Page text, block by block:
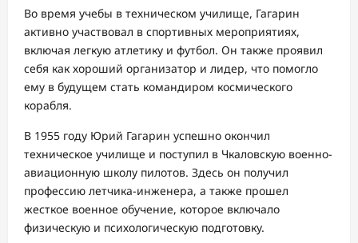
Во время учебы в техническом училище, Гагарин
активно участвовал в спортивных мероприятиях,
включая легкую атлетику и футбол. Он также проявил
себя как хороший организатор и лидер, что помогло
ему в будущем стать командиром космического
корабля.
В 1955 году Юрий Гагарин успешно окончил
техническое училище и поступил в Чкаловскую военно-
авиационную школу пилотов. Здесь он получил
профессию летчика-инженера, а также прошел
жесткое военное обучение, которое включало
физическую и психологическую подготовку.